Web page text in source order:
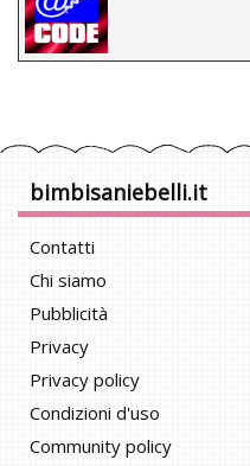
bimbisaniebelli.it
Contatti
Chi siamo
Pubblicità
Privacy
Privacy policy
Condizioni d'uso
Community policy